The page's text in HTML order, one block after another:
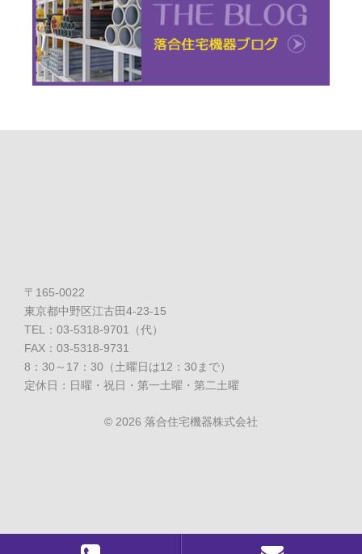
〒165-0022
東京都中野区江古田4-23-15
TEL：03-5318-9701（代）
FAX：03-5318-9731
8：30～17：30（土曜日は12：30まで）
定休日：日曜・祝日・第一土曜・第二土曜
© 2026 落合住宅機器株式会社